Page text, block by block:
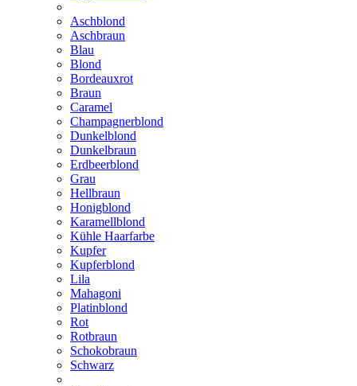
Aschblond
Aschbraun
Blau
Blond
Bordeauxrot
Braun
Caramel
Champagnerblond
Dunkelblond
Dunkelbraun
Erdbeerblond
Grau
Hellbraun
Honigblond
Karamellblond
Kühle Haarfarbe
Kupfer
Kupferblond
Lila
Mahagoni
Platinblond
Rot
Rotbraun
Schokobraun
Schwarz